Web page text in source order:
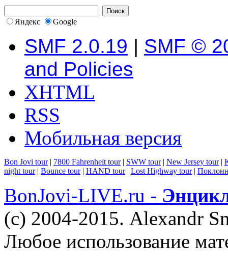
Яндекс Google
SMF 2.0.19 | SMF ©
and Policies
XHTML
RSS
Мобильная версия
Bon Jovi tour| 7800 Fahrenheit tour| SWW tour| New Jersey tour|
night tour| Bounce tour| HAND tour| Lost Highway tour|
BonJovi-LIVE.ru -
(c) 2004-2015. Alexandr
Любое использование